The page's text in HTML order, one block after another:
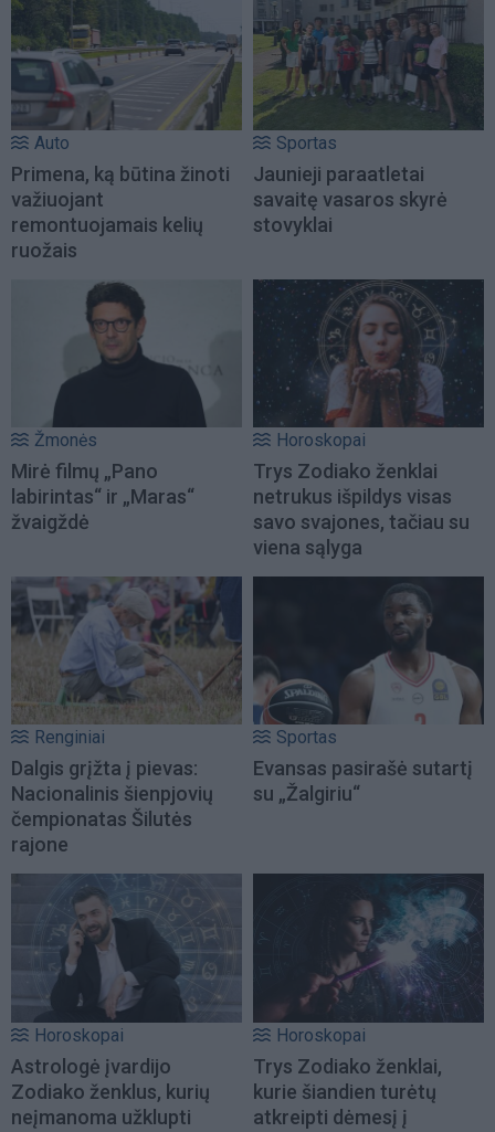
Auto
Primena, ką būtina žinoti
važiuojant
remontuojamais kelių
ruožais
Sportas
Jaunieji paraatletai
savaitę vasaros skyrė
stovyklai
Žmonės
Mirė filmų „Pano
labirintas“ ir „Maras“
žvaigždė
Horoskopai
Trys Zodiako ženklai
netrukus išpildys visas
savo svajones, tačiau su
viena sąlyga
Renginiai
Dalgis grįžta į pievas:
Nacionalinis šienpjovių
čempionatas Šilutės
rajone
Sportas
Evansas pasirašė sutartį
su „Žalgiriu“
Horoskopai
Astrologė įvardijo
Zodiako ženklus, kurių
neįmanoma užklupti
Horoskopai
Trys Zodiako ženklai,
kurie šiandien turėtų
atkreipti dėmesį į